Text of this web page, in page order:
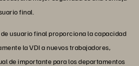
final.
usuario final proporciona la capacidad
la VDI a nuevos trabajadores,
de importante para los departamentos